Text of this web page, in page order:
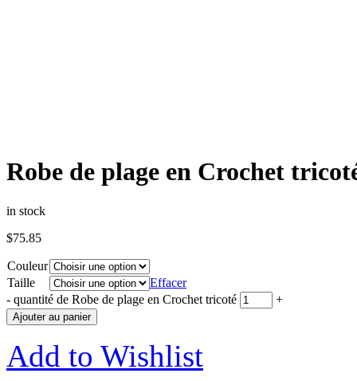
Robe de plage en Crochet
in stock
$75.85
Couleur
Taille
Effacer
- quantité de Robe de plage en Crochet tricoté +
Ajouter au panier
Add to Wishlist